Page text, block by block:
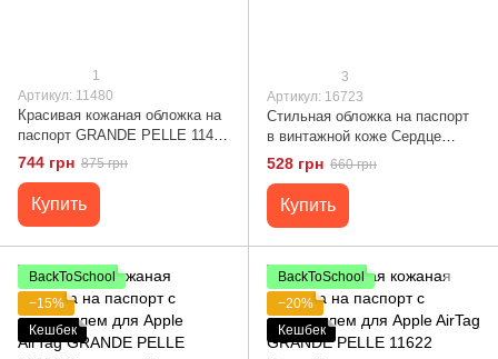
1
Артикул: 11480
Красивая кожаная обложка на
паспорт GRANDE PELLE 11480
Красный
744 грн 875 грн
Купить
3
Артикул: 16723
Стильная обложка на паспорт
в винтажной коже Сердце
GRANDE PELLE 16723 Черная
528 грн 660 грн
Купить
BackToSchool
−15%
Кешбек
BackToSchool
−20%
Кешбек